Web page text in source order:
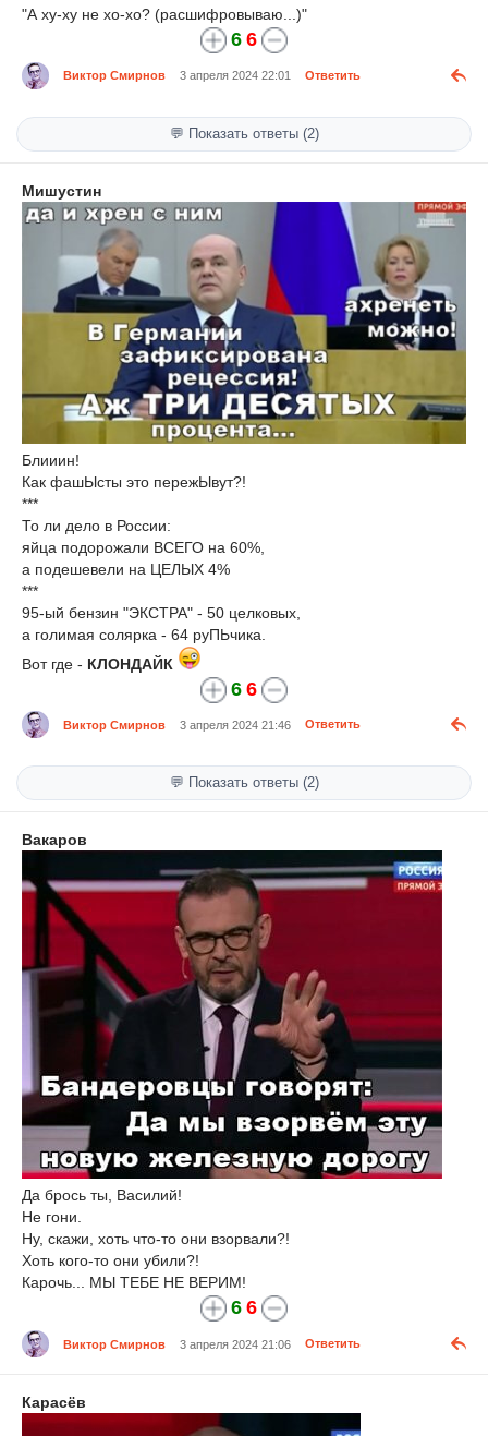
"А ху-ху не хо-хо? (расшифровываю...)"
6 6
Виктор Смирнов 3 апреля 2024 22:01 Ответить
💬 Показать ответы (2)
Мишустин
Блииин!
Как фашЫсты это пережЫвут?!
***
То ли дело в России:
яйца подорожали ВСЕГО на 60%,
а подешевели на ЦЕЛЫХ 4%
***
95-ый бензин "ЭКСТРА" - 50 целковых,
а голимая солярка - 64 руПЬчика.
Вот где - КЛОНДАЙК
6 6
Виктор Смирнов 3 апреля 2024 21:46 Ответить
💬 Показать ответы (2)
Вакаров
Да брось ты, Василий!
Не гони.
Ну, скажи, хоть что-то они взорвали?!
Хоть кого-то они убили?!
Карочь... МЫ ТЕБЕ НЕ ВЕРИМ!
6 6
Виктор Смирнов 3 апреля 2024 21:06 Ответить
Карасёв